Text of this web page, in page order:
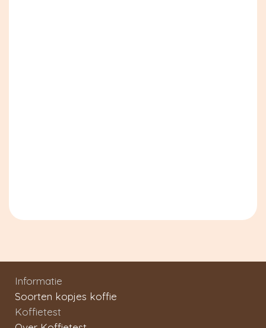
Informatie
Soorten kopjes koffie
Koffietest